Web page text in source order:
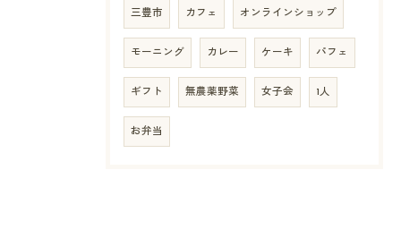
三豊市 カフェ オンラインショップ
モーニング カレー ケーキ パフェ
ギフト 無農薬野菜 女子会 1人
お弁当